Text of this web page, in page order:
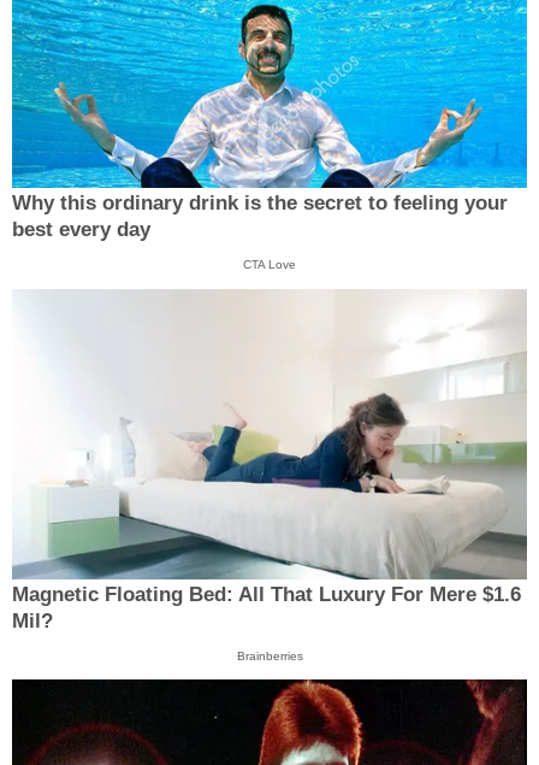
Why this ordinary drink is the secret to feeling your
best every day
CTA Love
Magnetic Floating Bed: All That Luxury For Mere $1.6
Mil?
Brainberries